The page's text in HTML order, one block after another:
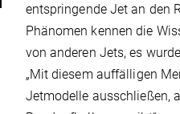
entspringende Jet an den
Phänomen kennen die
von anderen Jets, es
„Mit diesem auffälligen
Jetmodelle ausschließen,